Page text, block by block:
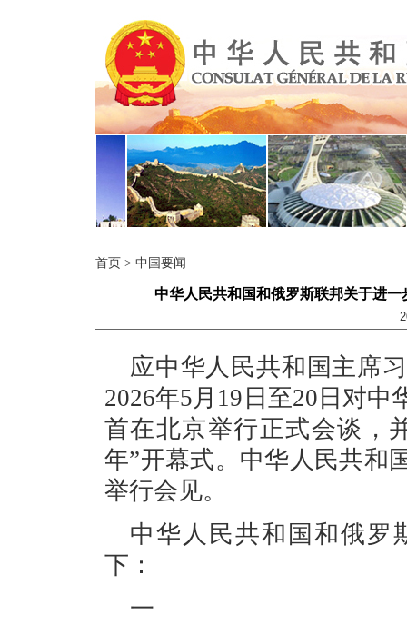
首页 > 中国要闻
中华人民共和国和俄罗斯联邦关于进
应中华人民共和国主席
2026年5月19日至20日对
首在北京举行正式会谈，
年”开幕式。中华人民共和
举行会见。
中华人民共和国和俄罗
下：
一